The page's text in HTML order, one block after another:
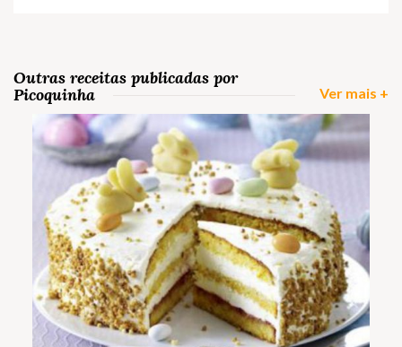
Outras receitas publicadas por
Picoquinha
Ver mais +